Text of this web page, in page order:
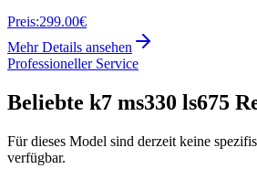
Preis:299.00€
Mehr Details ansehen
Professioneller Service
Beliebte k7 ms330 ls675
Für dieses Model sind derzeit keine
verfügbar.